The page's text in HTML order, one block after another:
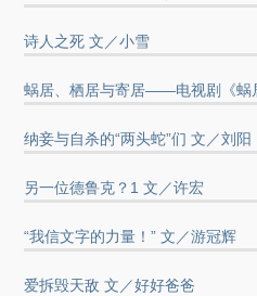
诗人之死 文／小雪
蜗居、栖居与寄居——电视剧《蜗
纳妾与自杀的“两头蛇”们 文／刘阳
另一位德鲁克？1 文／许宏
“我信文字的力量！” 文／游冠辉
爱拆毁天敌 文／好好爸爸